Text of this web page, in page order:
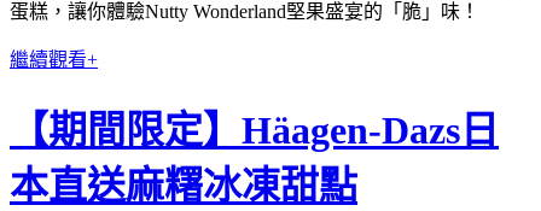
蛋糕，讓你體驗Nutty Wonderland堅果盛宴的「脆」味！
繼續觀看+
【期間限定】Häagen-Dazs日
本直送麻糬冰凍甜點